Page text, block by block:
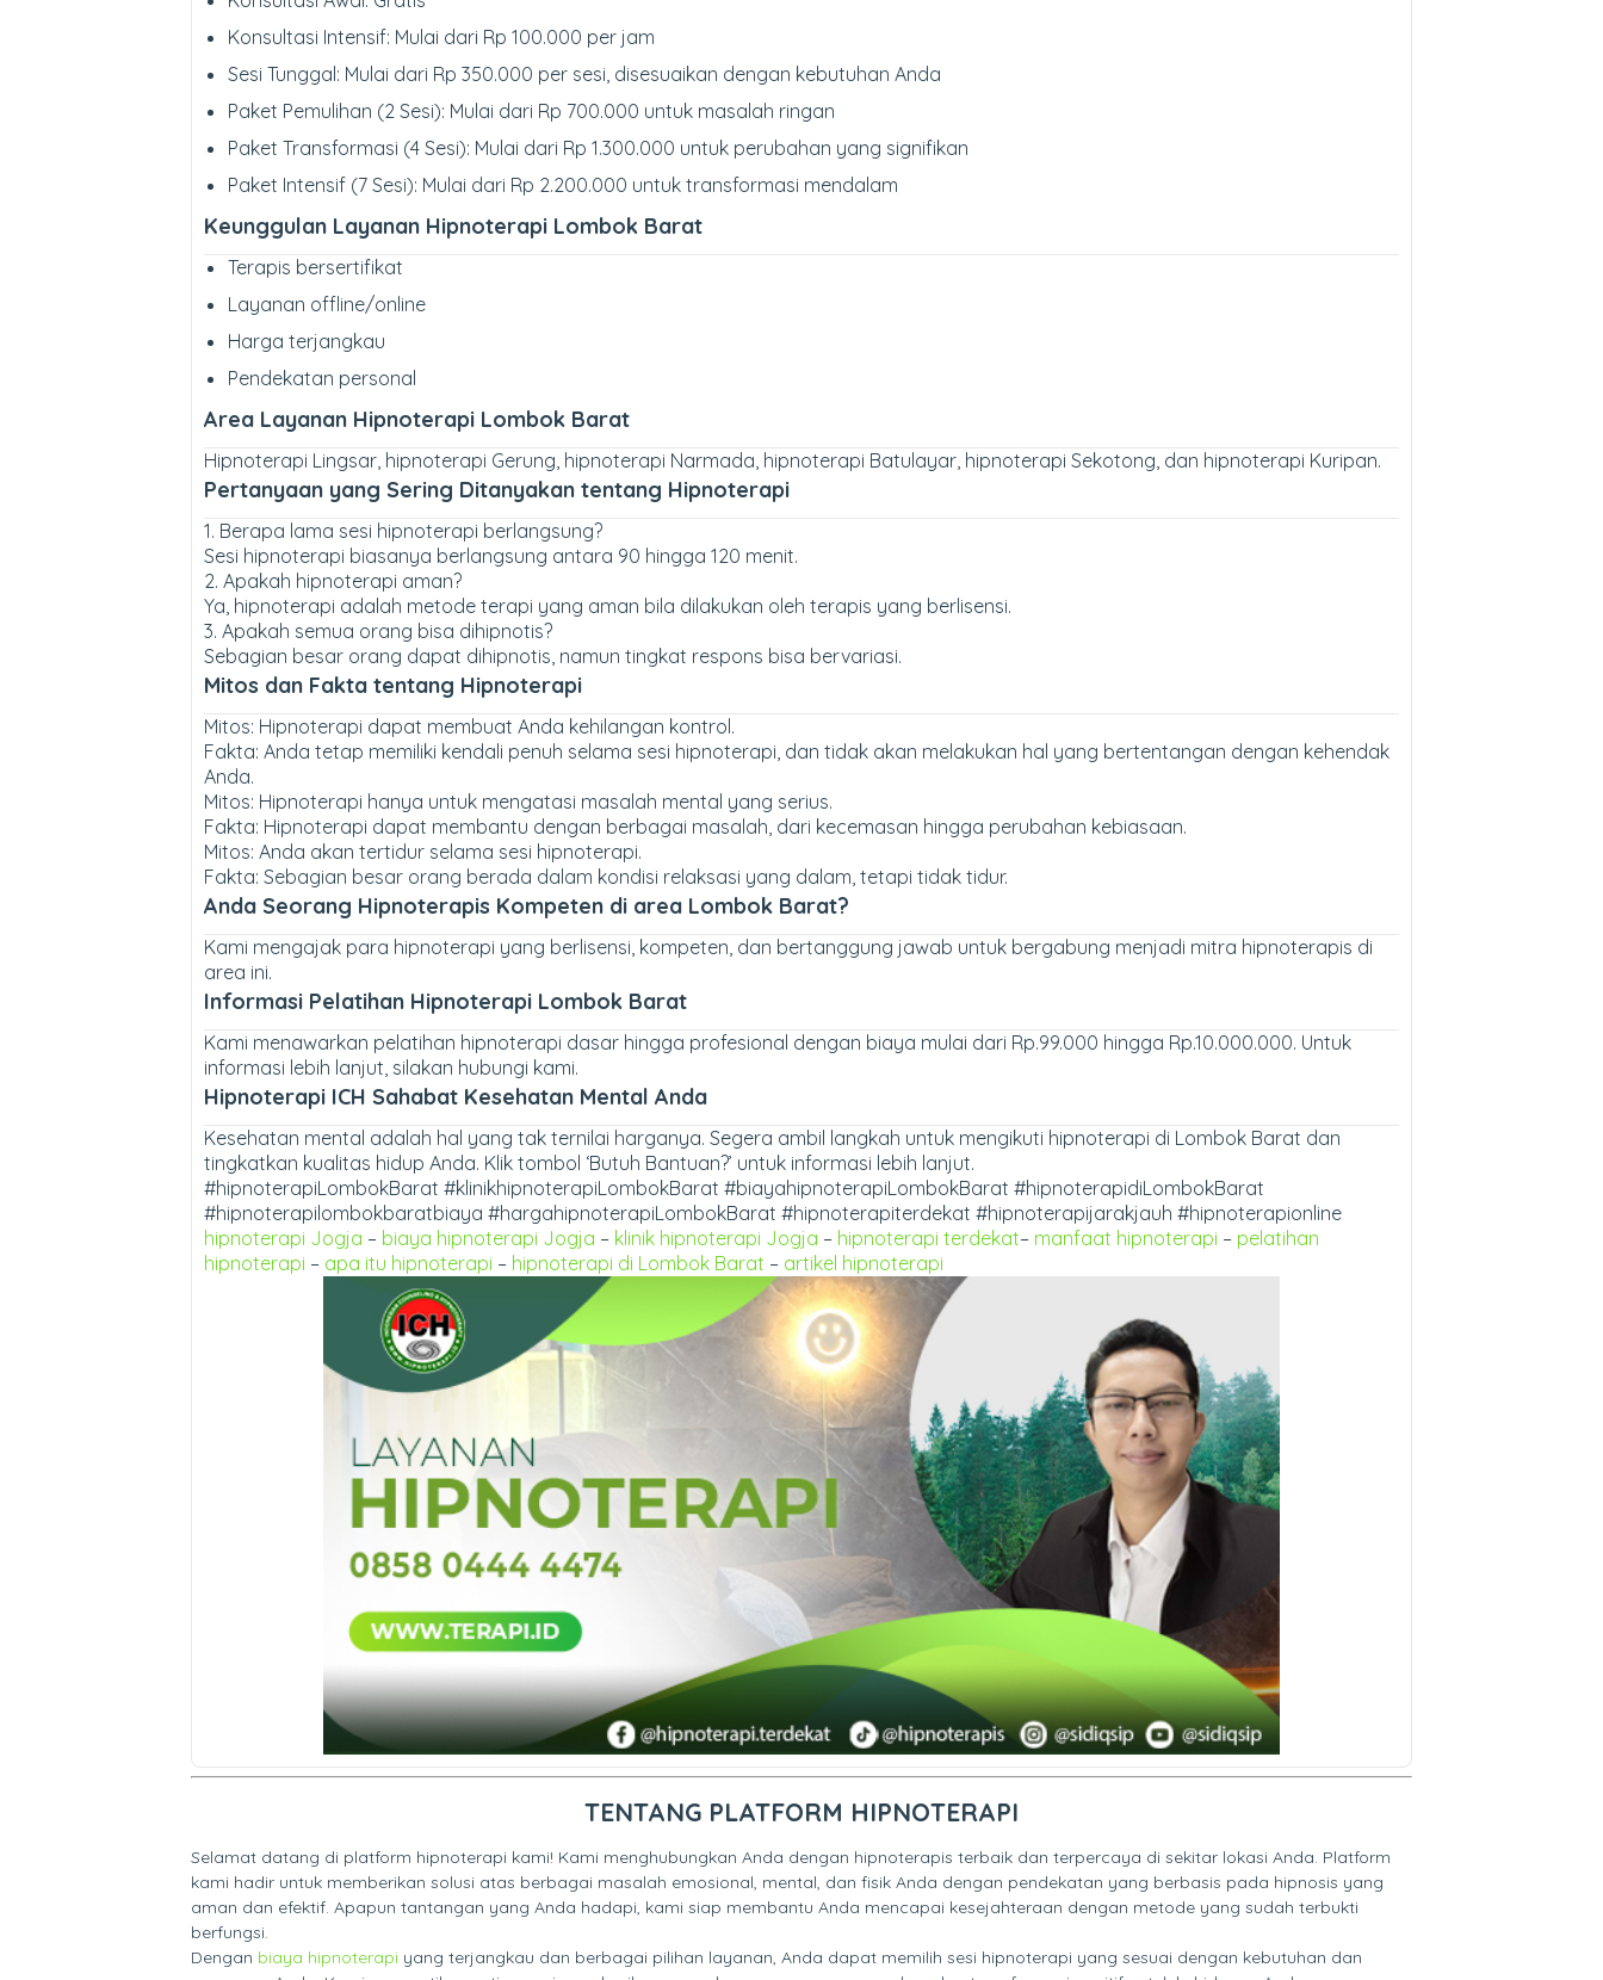
Konsultasi Intensif: Mulai dari Rp 100.000 per jam
Sesi Tunggal: Mulai dari Rp 350.000 per sesi, disesuaikan dengan kebutuhan Anda
Paket Pemulihan (2 Sesi): Mulai dari Rp 700.000 untuk masalah ringan
Paket Transformasi (4 Sesi): Mulai dari Rp 1.300.000 untuk perubahan yang signifikan
Paket Intensif (7 Sesi): Mulai dari Rp 2.200.000 untuk transformasi mendalam
Keunggulan Layanan Hipnoterapi Lombok Barat
Terapis bersertifikat
Layanan offline/online
Harga terjangkau
Pendekatan personal
Area Layanan Hipnoterapi Lombok Barat
Hipnoterapi Lingsar, hipnoterapi Gerung, hipnoterapi Narmada, hipnoterapi Batulayar, hipnoterapi Sekotong, dan hipnoterapi Kuripan.
Pertanyaan yang Sering Ditanyakan tentang Hipnoterapi
1. Berapa lama sesi hipnoterapi berlangsung?
Sesi hipnoterapi biasanya berlangsung antara 90 hingga 120 menit.
2. Apakah hipnoterapi aman?
Ya, hipnoterapi adalah metode terapi yang aman bila dilakukan oleh terapis yang berlisensi.
3. Apakah semua orang bisa dihipnotis?
Sebagian besar orang dapat dihipnotis, namun tingkat respons bisa bervariasi.
Mitos dan Fakta tentang Hipnoterapi
Mitos: Hipnoterapi dapat membuat Anda kehilangan kontrol.
Fakta: Anda tetap memiliki kendali penuh selama sesi hipnoterapi, dan tidak akan melakukan hal yang bertentangan dengan kehendak
Anda.
Mitos: Hipnoterapi hanya untuk mengatasi masalah mental yang serius.
Fakta: Hipnoterapi dapat membantu dengan berbagai masalah, dari kecemasan hingga perubahan kebiasaan.
Mitos: Anda akan tertidur selama sesi hipnoterapi.
Fakta: Sebagian besar orang berada dalam kondisi relaksasi yang dalam, tetapi tidak tidur.
Anda Seorang Hipnoterapis Kompeten di area Lombok Barat?
Kami mengajak para hipnoterapi yang berlisensi, kompeten, dan bertanggung jawab untuk bergabung menjadi mitra hipnoterapis di
area ini.
Informasi Pelatihan Hipnoterapi Lombok Barat
Kami menawarkan pelatihan hipnoterapi dasar hingga profesional dengan biaya mulai dari Rp.99.000 hingga Rp.10.000.000. Untuk
informasi lebih lanjut, silakan hubungi kami.
Hipnoterapi ICH Sahabat Kesehatan Mental Anda
Kesehatan mental adalah hal yang tak ternilai harganya. Segera ambil langkah untuk mengikuti hipnoterapi di Lombok Barat dan
tingkatkan kualitas hidup Anda. Klik tombol ‘Butuh Bantuan?’ untuk informasi lebih lanjut.
#hipnoterapiLombokBarat #klinikhipnoterapiLombokBarat #biayahipnoterapiLombokBarat #hipnoterapidiLombokBarat
#hipnoterapilombokbaratbiaya #hargahipnoterapiLombokBarat #hipnoterapiterdekat #hipnoterapijarakjauh #hipnoterapionline
hipnoterapi Jogja – biaya hipnoterapi Jogja – klinik hipnoterapi Jogja – hipnoterapi terdekat– manfaat hipnoterapi – pelatihan
hipnoterapi – apa itu hipnoterapi – hipnoterapi di Lombok Barat – artikel hipnoterapi
TENTANG PLATFORM HIPNOTERAPI
Selamat datang di platform hipnoterapi kami! Kami menghubungkan Anda dengan hipnoterapis terbaik dan terpercaya di sekitar lokasi Anda. Platform
kami hadir untuk memberikan solusi atas berbagai masalah emosional, mental, dan fisik Anda dengan pendekatan yang berbasis pada hipnosis yang
aman dan efektif. Apapun tantangan yang Anda hadapi, kami siap membantu Anda mencapai kesejahteraan dengan metode yang sudah terbukti
berfungsi.
Dengan biaya hipnoterapi yang terjangkau dan berbagai pilihan layanan, Anda dapat memilih sesi hipnoterapi yang sesuai dengan kebutuhan dan